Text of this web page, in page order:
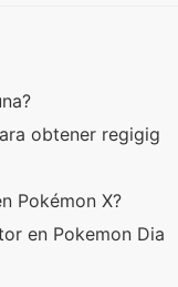
obtener regigig
Pokémon X?
en Pokemon Dia